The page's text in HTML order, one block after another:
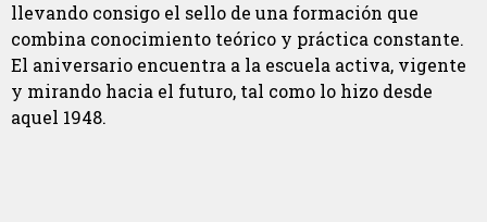
llevando consigo el sello de una formación que
combina conocimiento teórico y práctica constante.
El aniversario encuentra a la escuela activa, vigente
y mirando hacia el futuro, tal como lo hizo desde
aquel 1948.